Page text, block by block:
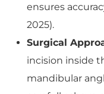
ensures
2025).
Surgical
incision inside
mandibular